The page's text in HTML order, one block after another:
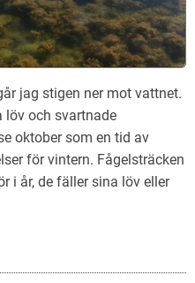
jag stigen ner mot vattnet.
löv och svartnade
oktober som en tid av
för vintern. Fågelsträcken
i år, de fäller sina löv eller